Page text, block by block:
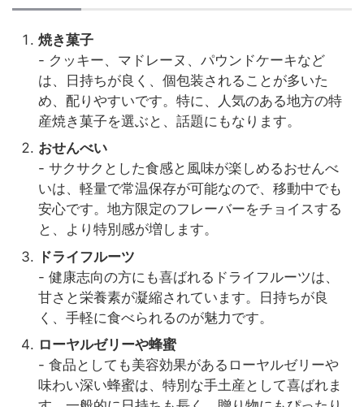
焼き菓子
- クッキー、マドレーヌ、パウンドケーキなど
は、日持ちが良く、個包装されることが多いた
め、配りやすいです。特に、人気のある地方の特
産焼き菓子を選ぶと、話題にもなります。
おせんべい
- サクサクとした食感と風味が楽しめるおせんべ
いは、軽量で常温保存が可能なので、移動中でも
安心です。地方限定のフレーバーをチョイスする
と、より特別感が増します。
ドライフルーツ
- 健康志向の方にも喜ばれるドライフルーツは、
甘さと栄養素が凝縮されています。日持ちが良
く、手軽に食べられるのが魅力です。
ローヤルゼリーや蜂蜜
- 食品としても美容効果があるローヤルゼリーや
味わい深い蜂蜜は、特別な手土産として喜ばれま